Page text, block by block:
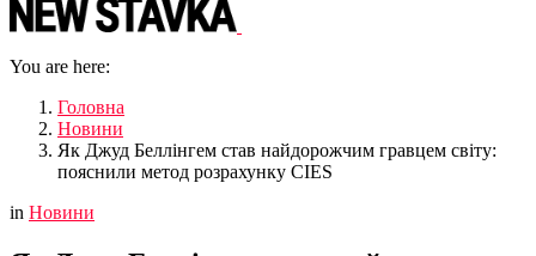
You are here:
Головна
Новини
Як Джуд Беллінгем став найдорожчим гравцем світу:
пояснили метод розрахунку CIES
in Новини